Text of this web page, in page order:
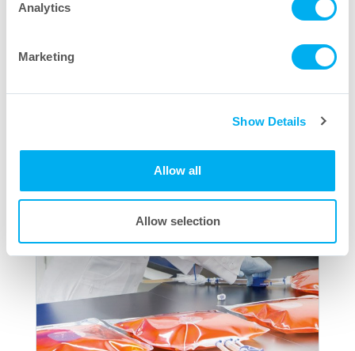
Analytics
Marketing
Show Details
Allow all
Allow selection